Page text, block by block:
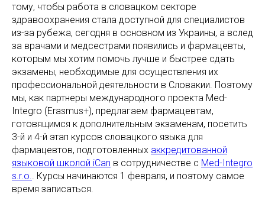
тому, чтобы работа в словацком секторе
здравоохранения стала доступной для специалистов
из-за рубежа, сегодня в основном из Украины, а вслед
за врачами и медсестрами появились и фармацевты,
которым мы хотим помочь лучше и быстрее сдать
экзамены, необходимые для осуществления их
профессиональной деятельности в Словакии. Поэтому
мы, как партнеры международного проекта Med-
Integro (Erasmus+), предлагаем фармацевтам,
готовящимся к дополнительным экзаменам, посетить
3-й и 4-й этап курсов словацкого языка для
фармацевтов, подготовленных аккредитованной
языковой школой iCan в сотрудничестве с Med-Integro
s.r.o.. Курсы начинаются 1 февраля, и поэтому самое
время записаться.